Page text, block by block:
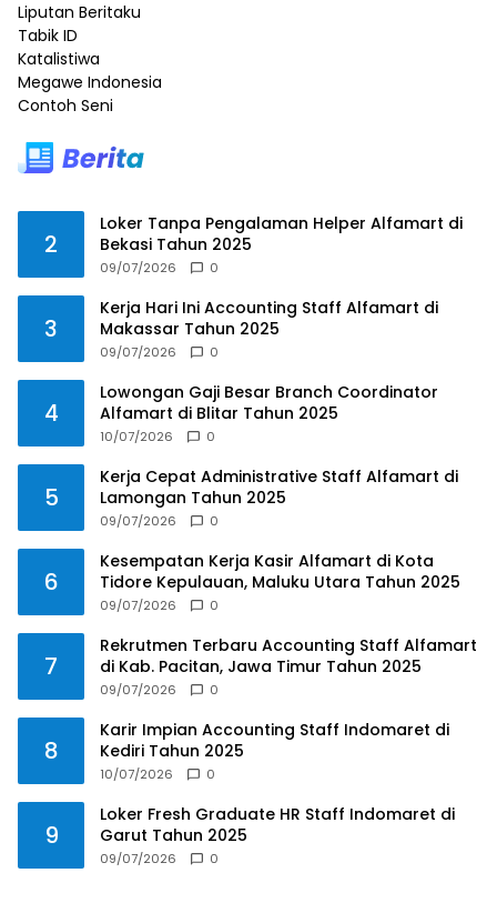
Liputan Beritaku
Tabik ID
Katalistiwa
Megawe Indonesia
Contoh Seni
2
Loker Tanpa Pengalaman Helper Alfamart di
Bekasi Tahun 2025
09/07/2026 0
3
Kerja Hari Ini Accounting Staff Alfamart di
Makassar Tahun 2025
09/07/2026 0
4
Lowongan Gaji Besar Branch Coordinator
Alfamart di Blitar Tahun 2025
10/07/2026 0
5
Kerja Cepat Administrative Staff Alfamart di
Lamongan Tahun 2025
09/07/2026 0
6
Kesempatan Kerja Kasir Alfamart di Kota
Tidore Kepulauan, Maluku Utara Tahun 2025
09/07/2026 0
7
Rekrutmen Terbaru Accounting Staff Alfamart
di Kab. Pacitan, Jawa Timur Tahun 2025
09/07/2026 0
8
Karir Impian Accounting Staff Indomaret di
Kediri Tahun 2025
10/07/2026 0
9
Loker Fresh Graduate HR Staff Indomaret di
Garut Tahun 2025
09/07/2026 0